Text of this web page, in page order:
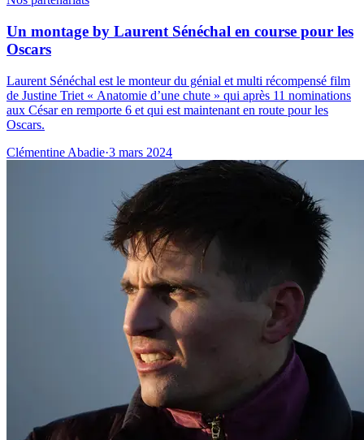
Un montage by Laurent Sénéchal en course pour les
Oscars
Laurent Sénéchal est le monteur du génial et multi récompensé film
de Justine Triet « Anatomie d’une chute » qui après 11 nominations
aux César en remporte 6 et qui est maintenant en route pour les
Oscars.
Clémentine Abadie·3 mars 2024